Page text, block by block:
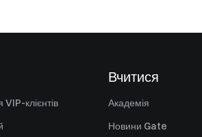
клієнтів
Вчитися
Академія
Новини Gate